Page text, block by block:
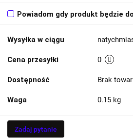
Powiadom gdy produkt będzie
Wysyłka w ciągu
Cena przesyłki 0
Dostępność Brak
Waga 0.15 kg
Zadaj pytanie